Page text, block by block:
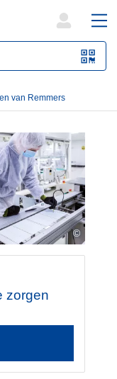
QR-
van Remmers
©
zorgen